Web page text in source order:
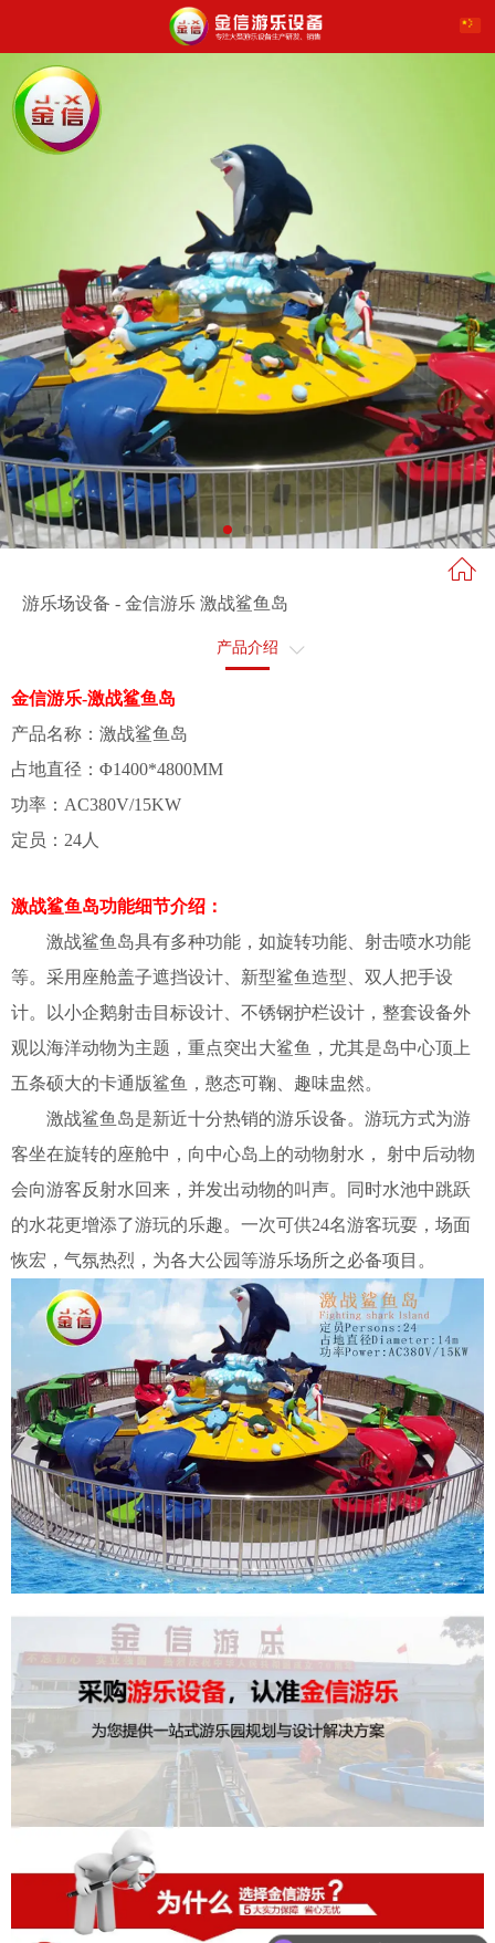
游乐场设备 - 金信游乐 激战鲨鱼岛
产品介绍
金信游乐-激战鲨鱼岛
产品名称：激战鲨鱼岛
占地直径：Φ1400*4800MM
功率：AC380V/15KW
定员：24人
激战鲨鱼岛功能细节介绍：
激战鲨鱼岛具有多种功能，如旋转功能、 射击喷水功能
等。采用 座舱盖子遮挡设计、 新型鲨鱼造型、 双人把手设
计。以小企鹅射击目标设计、 不锈钢护栏设计， 整套设备外
观以海洋动物为主题，重点突出大鲨鱼，尤其是岛中心顶上
五条硕大的卡通版鲨鱼，憨态可鞠、趣味盅然。
激战鲨鱼岛是新近十分热销的游乐设备。 游玩方式为游
客坐在旋转的座舱中，向中心岛上的动物射水， 射中后动物
会向游客反射水回来，并发出动物的叫声。
同时水池中跳跃
的水花更增添了游玩的乐趣。 一次可供24名游客玩耍，场面
恢宏，气氛热烈，为各大公园等游乐场所之必备项目。